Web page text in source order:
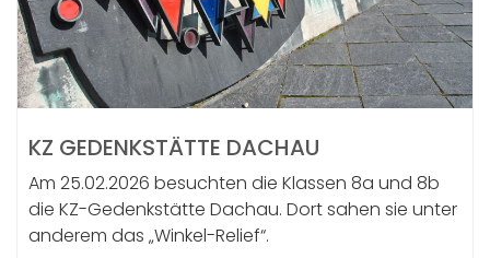
KZ GEDENKSTÄTTE DACHAU
Am 25.02.2026 besuchten die Klassen 8a und 8b
die KZ-Gedenkstätte Dachau. Dort sahen sie unter
anderem das „Winkel-Relief“.